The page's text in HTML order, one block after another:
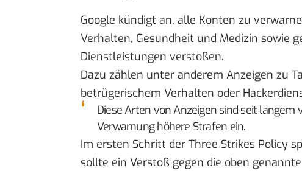
Google kündigt an, alle Konten zu
Verhalten, Gesundheit und Medizin sowie
Dienstleistungen verstoßen.
Dazu zählen unter anderem Anzeigen zu
betrügerischem Verhalten oder
Diese Arten von Anzeigen sind seit
Verwarnung höhere Strafen ein.
Im ersten Schritt der Three Strikes Policy
sollte ein Verstoß gegen die oben